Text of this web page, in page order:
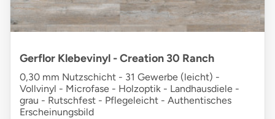
Gerflor Klebevinyl - Creation 30 Ranch
0,30 mm Nutzschicht - 31 Gewerbe (leicht) -
Vollvinyl - Microfase - Holzoptik - Landhausdiele -
grau - Rutschfest - Pflegeleicht - Authentisches
Erscheinungsbild